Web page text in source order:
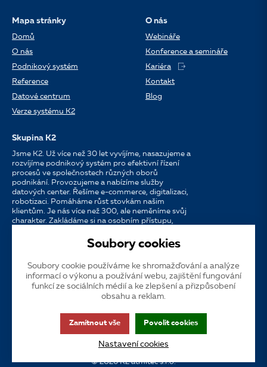
Mapa stránky
Domů
O nás
Podnikový systém
Reference
Datové centrum
Verze systému K2
O nás
Webináře
Konference a semináře
Kariéra
Kontakt
Blog
Skupina K2
Jsme K2. Už více než 30 let vyvíjíme, nasazujeme a
rozvíjíme podnikový systém pro efektivní řízení
procesů ve společnostech různých oborů
podnikání. Provozujeme a nabízíme služby
datových center. Řešíme e-commerce, digitalizaci,
robotizaci. Pomáháme růst stovkám našim
klientům. Je nás více než 300, ale neměníme svůj
charakter. Zakládáme si na osobním přístupu,
Jazyk CS EN SK
© 2026 K2 atmitec s.r.o.
Dotační publicita
Zákaznická podpora VOS
Přístupnost
Soubory cookies
Soubory cookie používáme ke shromažďování a analýze
informací o výkonu a používání webu, zajištění fungování
funkcí ze sociálních médií a ke zlepšení a přizpůsobení
obsahu a reklam.
Zamítnout vše Povolit cookies
Nastavení cookies